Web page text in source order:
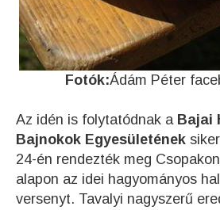
Fotók:Ádám Péter
Az idén is folytatódnak a Bajai
Bajnokok Egyesületének
24-én rendezték meg
alapon az idei hagyományos
versenyt. Tavalyi nagyszerű